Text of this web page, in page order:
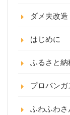
ダメ夫改造
はじめに
ふるさと納
プロパン
ふわふわさ